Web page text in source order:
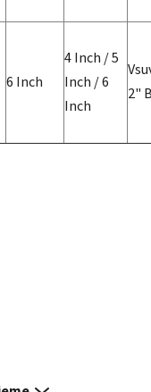
6 Inch
4 Inch / 5
Inch / 6
Inch
2"